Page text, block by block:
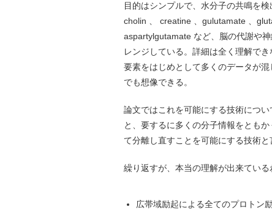
目的はシンプルで、水分子の共鳴を
cholin 、 creatine 、gulutamate 、
aspartylgutamate など、脳の代謝や
レンジしている。詳細は全く理解で
要素をはじめとして多くのデータが
でも想像できる。
論文ではこれを可能にする技術につ
と、要するに多くの分子情報をとも
て分離し直すことを可能にする技術と
繰り返すが、本当の理解が出来てい
広帯域励起による全てのプロトン励